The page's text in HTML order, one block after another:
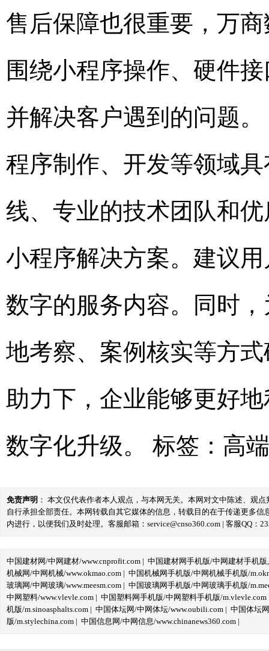
售后保障也很重要，万
围绕小程序操作、硬件
并解决客户遇到的问题
程序制作、开发等领域
线、专业的技术团队和
小程序解决方案。建议
数字的服务内容。同时
地考察、案例核实等方
助力下，企业能够更好
数字化升级。 标签： 高
免责声明 ： 本文仅代表作者本人观点，与本网无关。本网对文中陈述、观
自行承担全部责任。本网转载自其它媒体的信息，转载目的在于传递更多
内进行，以便我们及时处理。客服邮箱：service@cnso360.com | 客服QQ：
中国建材网/中网建材/www.cnprofit.com | 中国建材网手机版/中网建材手机版
机械网/中网机械/www.okmao.com | 中国机械网手机版/中网机械手机版/
玻璃网/中网玻璃/www.meesm.com | 中国玻璃网手机版/中网玻璃手机版/
中网塑料/www.vlevle.com | 中国塑料网手机版/中网塑料手机版/m.vlevle.com
机版/m.sinoasphalts.com | 中国体坛网/中网体坛/www.oubili.com | 中国体坛
版/m.stylechina.com | 中国信息网/中网信息/www.chinanews360.com |